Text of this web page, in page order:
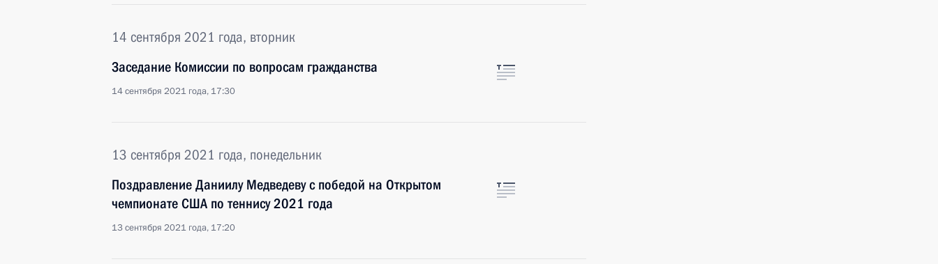
14 сентября 2021 года, вторник
Заседание Комиссии по вопросам гражданства
14 сентября 2021 года, 17:30
13 сентября 2021 года, понедельник
Поздравление Даниилу Медведеву с победой на Открытом
чемпионате США по теннису 2021 года
13 сентября 2021 года, 17:20